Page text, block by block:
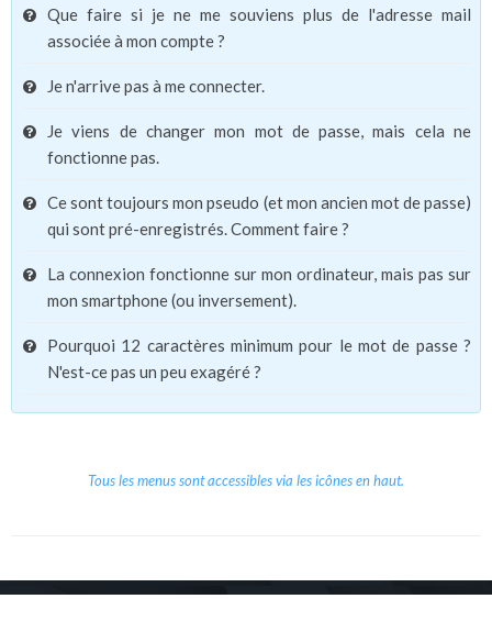
Que faire si je ne me souviens plus de l'adresse mail
associée à mon compte ?
Je n'arrive pas à me connecter.
Je viens de changer mon mot de passe, mais cela ne
fonctionne pas.
Ce sont toujours mon pseudo (et mon ancien mot de passe)
qui sont pré-enregistrés. Comment faire ?
La connexion fonctionne sur mon ordinateur, mais pas sur
mon smartphone (ou inversement).
Pourquoi 12 caractères minimum pour le mot de passe ?
N'est-ce pas un peu exagéré ?
Tous les menus sont accessibles via les icônes en haut.